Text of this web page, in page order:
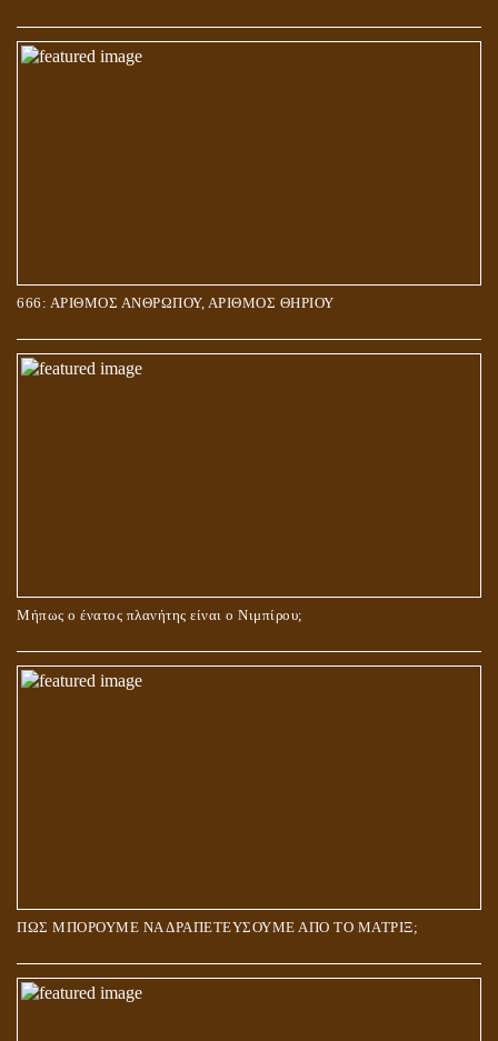
666: ΑΡΙΘΜΟΣ ΑΝΘΡΩΠΟΥ, ΑΡΙΘΜΟΣ ΘΗΡΙΟΥ
Μήπως ο ένατος πλανήτης είναι ο Νιμπίρου;
ΠΩΣ ΜΠΟΡΟΥΜΕ ΝΑ ΔΡΑΠΕΤΕΥΣΟΥΜΕ ΑΠΟ ΤΟ ΜΑΤΡΙΞ;